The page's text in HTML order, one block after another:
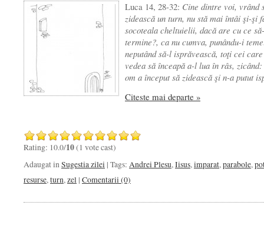
Luca 14, 28-32: Cine dintre voi, vrând
zidească un turn, nu stă mai întâi şi-şi
socoteala cheltuielii, dacă are cu ce
termine?, ca nu cumva, punându-i
neputând să-l isprăvească, toţi cei
vedea să înceapă a-l lua în râs,
om a început să zidească şi n-a putut
Citeste mai departe »
Rating: 10.0/10(1 vote cast)
Adaugat inSugestia zilei | Tags: Andrei Plesu,Iisus,imparat,parabole,
resurse,turn,zel | Comentarii (0)